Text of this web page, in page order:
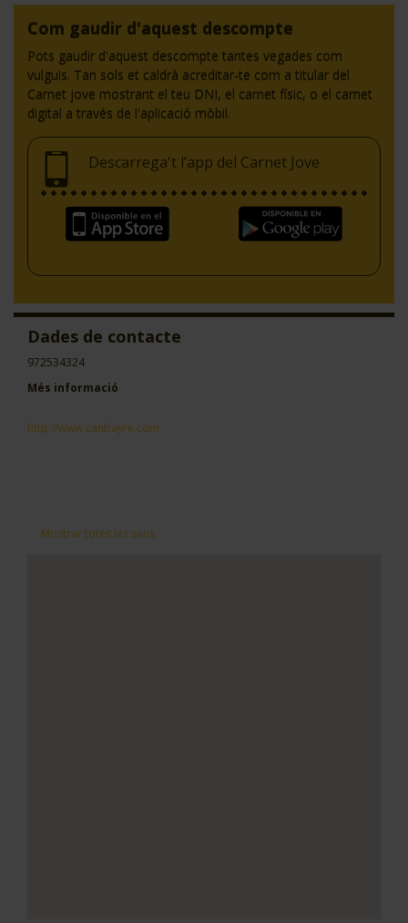
Com gaudir d'aquest descompte
Pots gaudir d'aquest descompte tantes vegades com
vulguis. Tan sols et caldrà acreditar-te com a titular del
Carnet jove mostrant el teu DNI, el carnet físic, o el carnet
digital a través de l'aplicació mòbil.
Descarrega't l’app del Carnet Jove
Dades de contacte
972534324
Més informació
http://www.canbayre.com
Mostrar totes les seus